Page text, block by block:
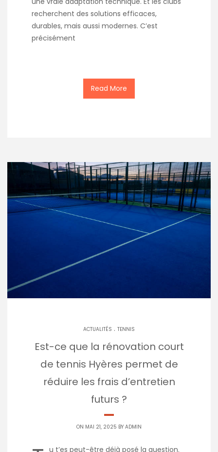
recherchent des solutions efficaces,
durables, mais aussi modernes. C’est
précisément
Read More
ACTUALITÉS . TENNIS
Est-ce que la rénovation court
de tennis Hyères permet de
réduire les frais d’entretien
futurs ?
ON MAI 21, 2025 BY ADMIN
u t’es peut-être déjà posé la question.